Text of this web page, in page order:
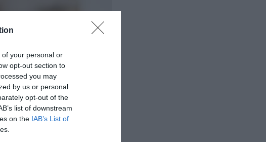
your personal or
opt-out section to
you may
by us or personal
opt-out of the
list of downstream
on the IAB’s List of